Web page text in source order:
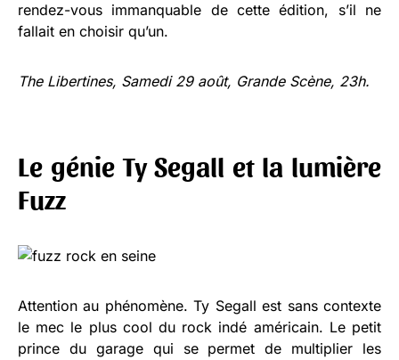
rendez-vous immanquable de cette édition, s’il ne
fallait en choisir qu’un.
The Libertines, Samedi 29 août, Grande Scène, 23h.
Le génie Ty Segall et la lumière
Fuzz
Attention au phénomène. Ty Segall est sans contexte
le mec le plus cool du rock indé américain. Le petit
prince du garage qui se permet de multiplier les